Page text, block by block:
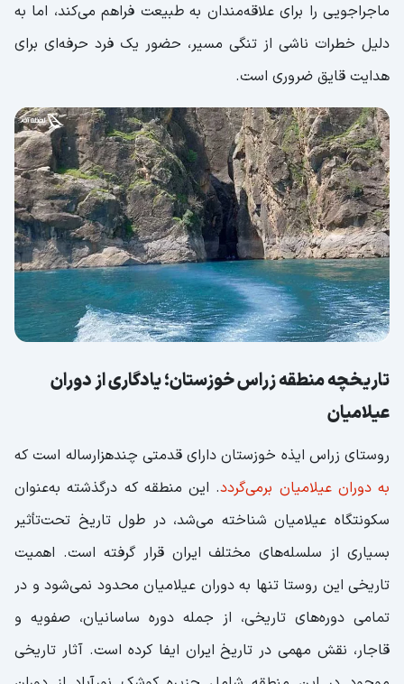
ماجراجویی را برای علاقه‌مندان به طبیعت فراهم می‌کند، اما به
دلیل خطرات ناشی از تنگی مسیر، حضور یک فرد حرفه‌ای برای
هدایت قایق ضروری است.
تاریخچه منطقه زراس خوزستان؛ یادگاری از دوران
عیلامیان
روستای زراس ایذه خوزستان دارای قدمتی چندهزارساله است که
به دوران عیلامیان برمی‌گردد. این منطقه که درگذشته به‌عنوان
سکونتگاه عیلامیان شناخته می‌شد، در طول تاریخ تحت‌تأثیر
بسیاری از سلسله‌های مختلف ایران قرار گرفته است. اهمیت
تاریخی این روستا تنها به دوران عیلامیان محدود نمی‌شود و در
تمامی دوره‌های تاریخی، از جمله دوره ساسانیان، صفویه و
قاجار، نقش مهمی در تاریخ ایران ایفا کرده است. آثار تاریخی